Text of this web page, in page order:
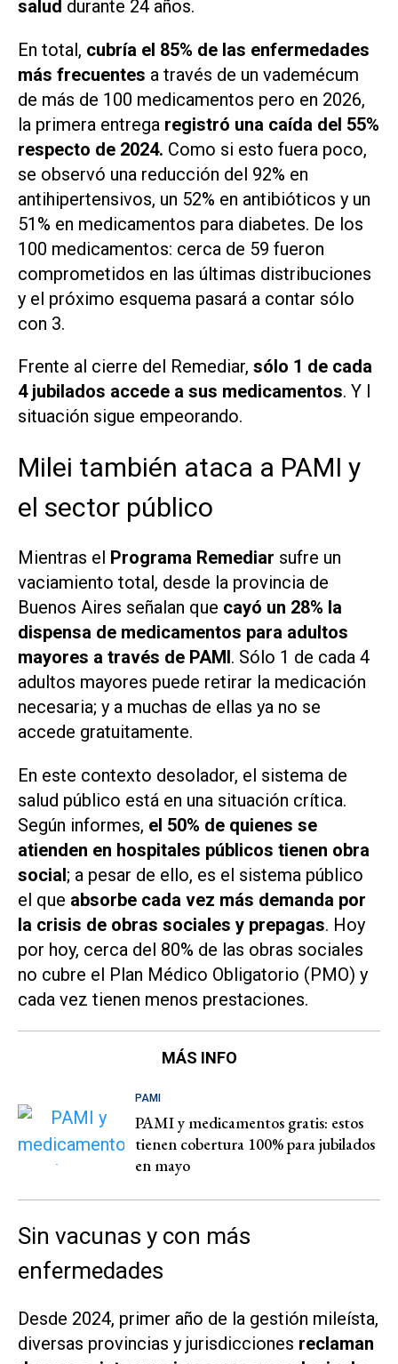
salud durante 24 años.
En total, cubría el 85% de las enfermedades
más frecuentes a través de un vademécum
de más de 100 medicamentos pero en 2026,
la primera entrega registró una caída del 55%
respecto de 2024. Como si esto fuera poco,
se observó una reducción del 92% en
antihipertensivos, un 52% en antibióticos y un
51% en medicamentos para diabetes. De los
100 medicamentos: cerca de 59 fueron
comprometidos en las últimas distribuciones
y el próximo esquema pasará a contar sólo
con 3.
Frente al cierre del Remediar, ⁠ sólo 1 de cada
4 jubilados accede a sus medicamentos. Y l
situación sigue empeorando.
Milei también ataca a PAMI y
el sector público
Mientras el Programa Remediar sufre un
vaciamiento total, desde la provincia de
Buenos Aires señalan que cayó un 28% la
dispensa de medicamentos para adultos
mayores a través de PAMI. Sólo 1 de cada 4
adultos mayores puede retirar la medicación
necesaria; y a muchas de ellas ya no se
accede gratuitamente.
En este contexto desolador, el sistema de
salud público está en una situación crítica.
Según informes, el 50% de quienes se
atienden en hospitales públicos tienen obra
social; a pesar de ello, es el sistema público
el que absorbe cada vez más demanda por
la crisis de obras sociales y prepagas. Hoy
por hoy, cerca del 80% de las obras sociales
no cubre el Plan Médico Obligatorio (PMO) y
cada vez tienen menos prestaciones.
MÁS INFO
PAMI
PAMI y medicamentos gratis: estos
tienen cobertura 100% para jubilados
en mayo
Sin vacunas y con más
enfermedades
Desde 2024, primer año de la gestión mileísta,
diversas provincias y jurisdicciones reclaman